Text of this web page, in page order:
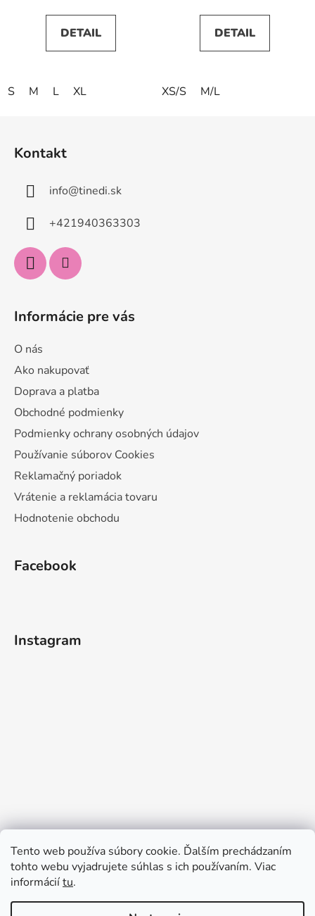
Tento web používa súbory cookie. Ďalším prechádzaním
tohto webu vyjadrujete súhlas s ich používaním. Viac
informáciítu.
DETAIL
S M L XL
DETAIL
XS/S M/L
Kontakt
info@tinedi.sk
+421940363303
Informácie pre vás
O nás
Ako nakupovať
Doprava a platba
Obchodné podmienky
Podmienky ochrany osobných údajov
Používanie súborov Cookies
Reklamačný poriadok
Vrátenie a reklamácia tovaru
Hodnotenie obchodu
Facebook
Instagram